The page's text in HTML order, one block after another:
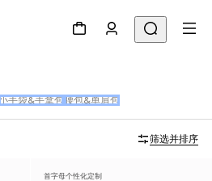
小手袋&手拿包 腰包&单肩包
筛选并排序
首字母个性化定制